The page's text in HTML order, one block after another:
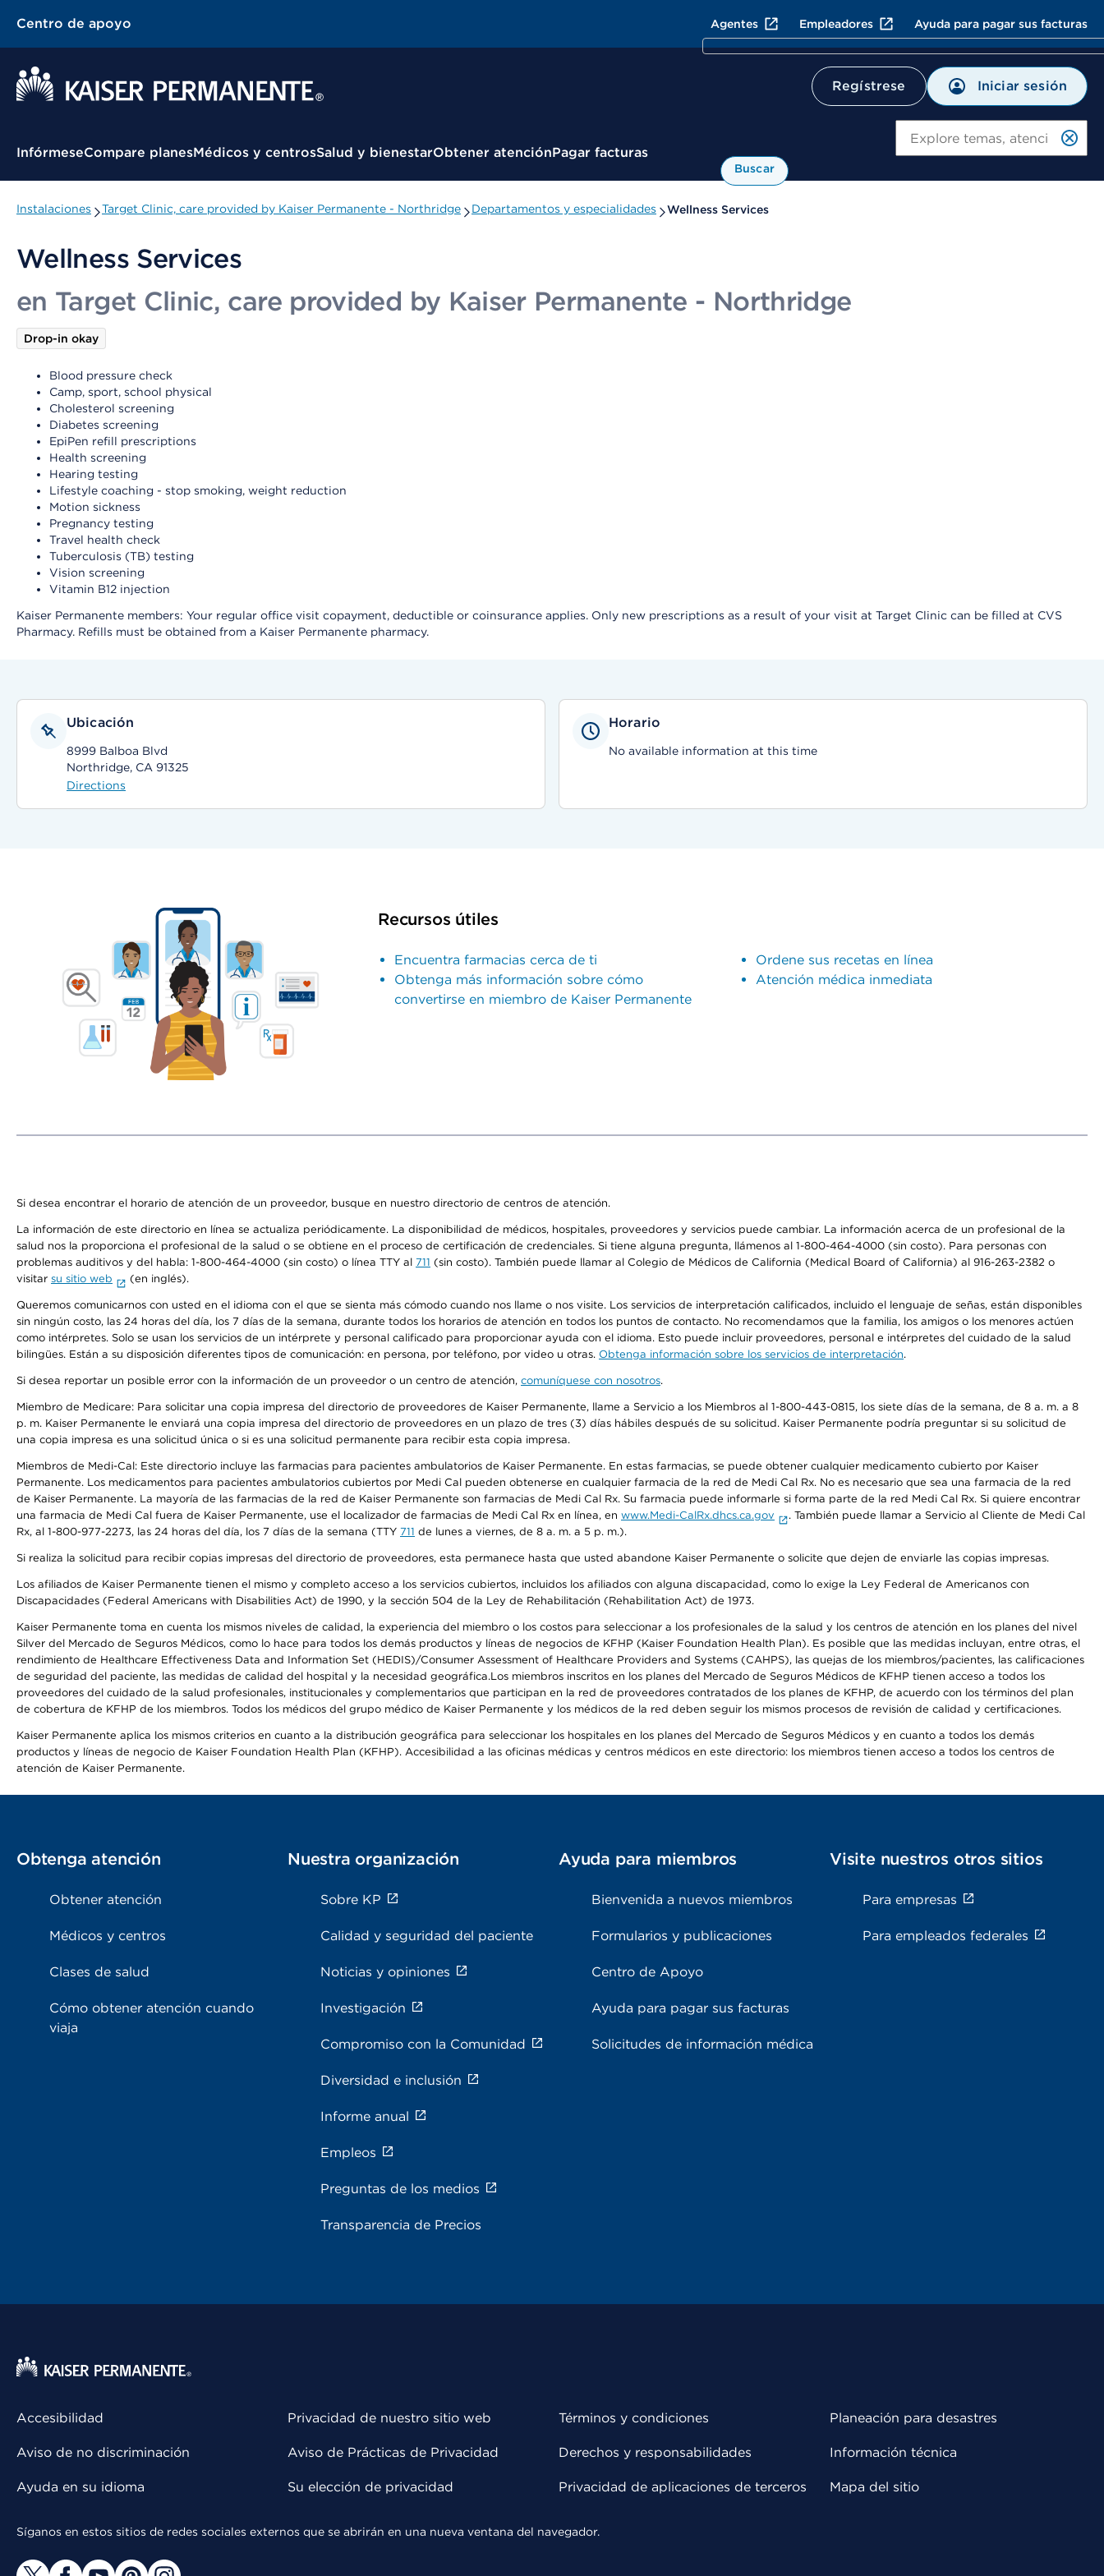
Centro de apoyo Agentes Empleadores Ayuda para pagar sus facturas
Regístrese Iniciar sesión
Menú contextual
InfórmeseCompare planesMédicos y centrosSalud y bienestarObtener atenciónPagar facturas
Buscar
Instalaciones Target Clinic, care provided by Kaiser Permanente - Northridge Departamentos y especialidades Wellness Services
Wellness Services
en Target Clinic, care provided by Kaiser Permanente - Northridge
Drop-in okay
Blood pressure check
Camp, sport, school physical
Cholesterol screening
Diabetes screening
EpiPen refill prescriptions
Health screening
Hearing testing
Lifestyle coaching - stop smoking, weight reduction
Motion sickness
Pregnancy testing
Travel health check
Tuberculosis (TB) testing
Vision screening
Vitamin B12 injection
Kaiser Permanente members: Your regular office visit copayment, deductible or coinsurance applies. Only new prescriptions as a result of your visit at Target Clinic can be filled at CVS
Pharmacy. Refills must be obtained from a Kaiser Permanente pharmacy.
Ubicación
8999 Balboa Blvd
Northridge, CA 91325
Directions
Horario
No available information at this time
Recursos útiles
Encuentra farmacias cerca de ti
Obtenga más información sobre cómo
convertirse en miembro de Kaiser Permanente
Ordene sus recetas en línea
Atención médica inmediata
Si desea encontrar el horario de atención de un proveedor, busque en nuestro directorio de centros de atención.
La información de este directorio en línea se actualiza periódicamente. La disponibilidad de médicos, hospitales, proveedores y servicios puede cambiar. La información acerca de un profesional de la
salud nos la proporciona el profesional de la salud o se obtiene en el proceso de certificación de credenciales. Si tiene alguna pregunta, llámenos al 1-800-464-4000 (sin costo). Para personas con
problemas auditivos y del habla: 1-800-464-4000 (sin costo) o línea TTY al 711 (sin costo). También puede llamar al Colegio de Médicos de California (Medical Board of California) al 916-263-2382 o
visitar su sitio web (en inglés).
Queremos comunicarnos con usted en el idioma con el que se sienta más cómodo cuando nos llame o nos visite. Los servicios de interpretación calificados, incluido el lenguaje de señas, están disponibles
sin ningún costo, las 24 horas del día, los 7 días de la semana, durante todos los horarios de atención en todos los puntos de contacto. No recomendamos que la familia, los amigos o los menores actúen
como intérpretes. Solo se usan los servicios de un intérprete y personal calificado para proporcionar ayuda con el idioma. Esto puede incluir proveedores, personal e intérpretes del cuidado de la salud
bilingües. Están a su disposición diferentes tipos de comunicación: en persona, por teléfono, por video u otras. Obtenga información sobre los servicios de interpretación.
Si desea reportar un posible error con la información de un proveedor o un centro de atención, comuníquese con nosotros.
Miembro de Medicare: Para solicitar una copia impresa del directorio de proveedores de Kaiser Permanente, llame a Servicio a los Miembros al 1-800-443-0815, los siete días de la semana, de 8 a. m. a 8
p. m. Kaiser Permanente le enviará una copia impresa del directorio de proveedores en un plazo de tres (3) días hábiles después de su solicitud. Kaiser Permanente podría preguntar si su solicitud de
una copia impresa es una solicitud única o si es una solicitud permanente para recibir esta copia impresa.
Miembros de Medi-Cal: Este directorio incluye las farmacias para pacientes ambulatorios de Kaiser Permanente. En estas farmacias, se puede obtener cualquier medicamento cubierto por Kaiser
Permanente. Los medicamentos para pacientes ambulatorios cubiertos por Medi Cal pueden obtenerse en cualquier farmacia de la red de Medi Cal Rx. No es necesario que sea una farmacia de la red
de Kaiser Permanente. La mayoría de las farmacias de la red de Kaiser Permanente son farmacias de Medi Cal Rx. Su farmacia puede informarle si forma parte de la red Medi Cal Rx. Si quiere encontrar
una farmacia de Medi Cal fuera de Kaiser Permanente, use el localizador de farmacias de Medi Cal Rx en línea, en www.Medi-CalRx.dhcs.ca.gov
. También puede llamar a Servicio al Cliente de Medi Cal
Rx, al 1-800-977-2273, las 24 horas del día, los 7 días de la semana (TTY 711 de lunes a viernes, de 8 a. m. a 5 p. m.).
Si realiza la solicitud para recibir copias impresas del directorio de proveedores, esta permanece hasta que usted abandone Kaiser Permanente o solicite que dejen de enviarle las copias impresas.
Los afiliados de Kaiser Permanente tienen el mismo y completo acceso a los servicios cubiertos, incluidos los afiliados con alguna discapacidad, como lo exige la Ley Federal de Americanos con
Discapacidades (Federal Americans with Disabilities Act) de 1990, y la sección 504 de la Ley de Rehabilitación (Rehabilitation Act) de 1973.
Kaiser Permanente toma en cuenta los mismos niveles de calidad, la experiencia del miembro o los costos para seleccionar a los profesionales de la salud y los centros de atención en los planes del nivel
Silver del Mercado de Seguros Médicos, como lo hace para todos los demás productos y líneas de negocios de KFHP (Kaiser Foundation Health Plan). Es posible que las medidas incluyan, entre otras, el
rendimiento de Healthcare Effectiveness Data and Information Set (HEDIS)/Consumer Assessment of Healthcare Providers and Systems (CAHPS), las quejas de los miembros/pacientes, las calificaciones
de seguridad del paciente, las medidas de calidad del hospital y la necesidad geográfica.Los miembros inscritos en los planes del Mercado de Seguros Médicos de KFHP tienen acceso a todos los
proveedores del cuidado de la salud profesionales, institucionales y complementarios que participan en la red de proveedores contratados de los planes de KFHP, de acuerdo con los términos del plan
de cobertura de KFHP de los miembros. Todos los médicos del grupo médico de Kaiser Permanente y los médicos de la red deben seguir los mismos procesos de revisión de calidad y certificaciones.
Kaiser Permanente aplica los mismos criterios en cuanto a la distribución geográfica para seleccionar los hospitales en los planes del Mercado de Seguros Médicos y en cuanto a todos los demás
productos y líneas de negocio de Kaiser Foundation Health Plan (KFHP). Accesibilidad a las oficinas médicas y centros médicos en este directorio: los miembros tienen acceso a todos los centros de
atención de Kaiser Permanente.
Obtenga atención
Obtener atención
Médicos y centros
Clases de salud
Cómo obtener atención cuando
viaja
Nuestra organización
Sobre KP
Calidad y seguridad del paciente
Noticias y opiniones
Investigación
Compromiso con la Comunidad
Diversidad e inclusión
Informe anual
Empleos
Preguntas de los medios
Transparencia de Precios
Ayuda para miembros
Bienvenida a nuevos miembros
Formularios y publicaciones
Centro de Apoyo
Ayuda para pagar sus facturas
Solicitudes de información médica
Visite nuestros otros sitios
Para empresas
Para empleados federales
Accesibilidad
Aviso de no discriminación
Ayuda en su idioma
Privacidad de nuestro sitio web
Aviso de Prácticas de Privacidad
Su elección de privacidad
Términos y condiciones
Derechos y responsabilidades
Privacidad de aplicaciones de terceros
Planeación para desastres
Información técnica
Mapa del sitio
Síganos en estos sitios de redes sociales externos que se abrirán en una nueva ventana del navegador.